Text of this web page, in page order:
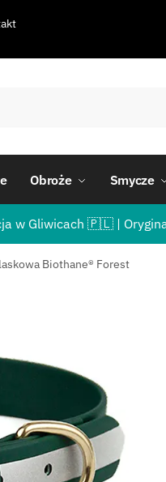
Obroże Smycze
w Gliwicach 🇵🇱 |
Biothane® Forest